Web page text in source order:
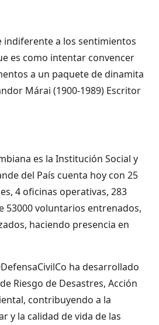
indiferente a los sentimientos
es como intentar convencer
a un paquete de dinamita
Márai (1900-1989) Escritor
es la Institución Social y
del País cuenta hoy con 25
4 oficinas operativas, 283
53000 voluntarios entrenados,
haciendo presencia en
ha desarrollado
Riesgo de Desastres, Acción
contribuyendo a la
y la calidad de vida de las